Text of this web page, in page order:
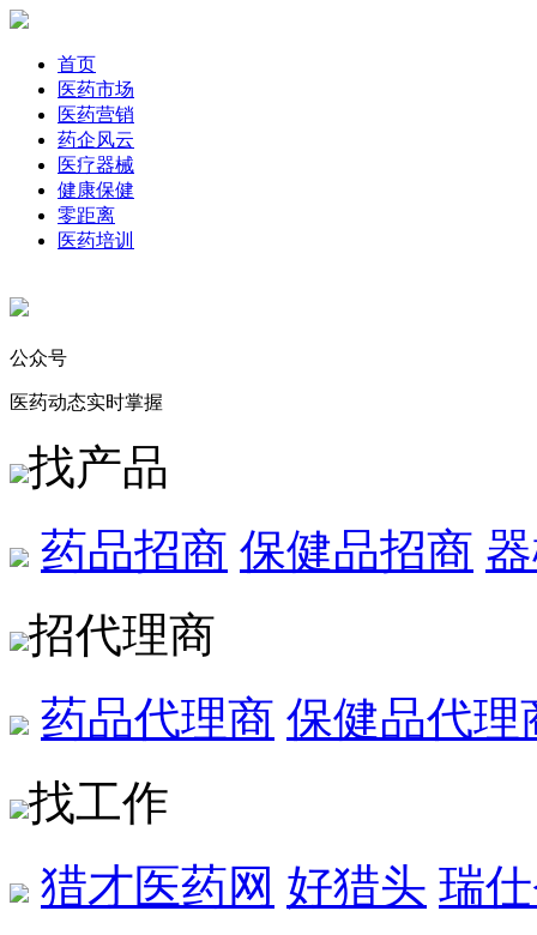
首页
医药市场
医药营销
药企风云
医疗器械
健康保健
零距离
医药培训
公众号
医药动态实时掌握
找产品
药品招商 保健品招商
招代理商
药品代理商 保健品代理
找工作
猎才医药网 好猎头 瑞